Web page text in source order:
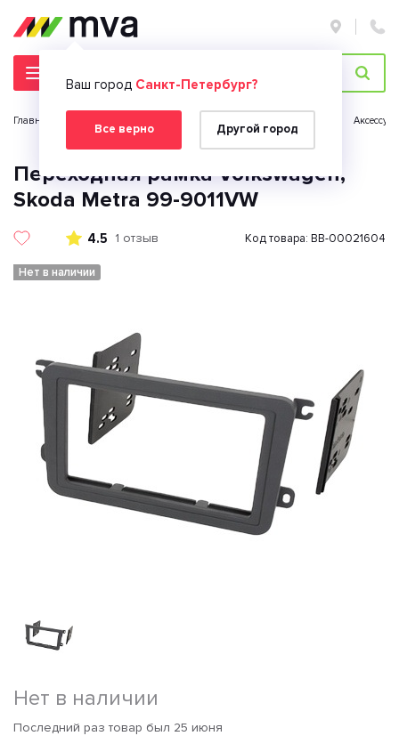
Ваш город Санкт-Петербург?
Все верно Другой город
Главная страница
Переходная рамка Volkswagen,
Skoda Metra 99-9011VW
4.5 1 отзыв Код товара: BB-00021604
Нет в наличии
Нет в наличии
Последний раз товар был 25 июня